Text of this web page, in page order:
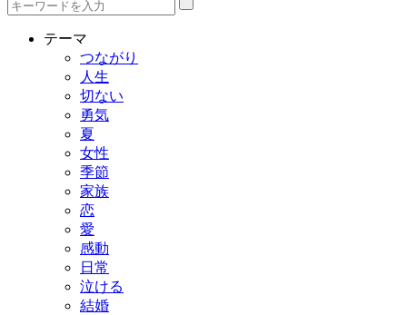
テーマ
つながり
人生
切ない
勇気
夏
女性
季節
家族
恋
愛
感動
日常
泣ける
結婚